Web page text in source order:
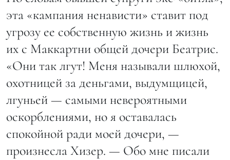
эта «кампания ненависти» ставит под
угрозу ее собственную жизнь и жизнь
их с Маккартни общей дочери Беатрис.
«Они так лгут! Меня называли шлюхой,
охотницей за деньгами, выдумщицей,
лгуньей — самыми невероятными
оскорблениями, но я оставалась
спокойной ради моей дочери, —
произнесла Хизер. — Обо мне писали